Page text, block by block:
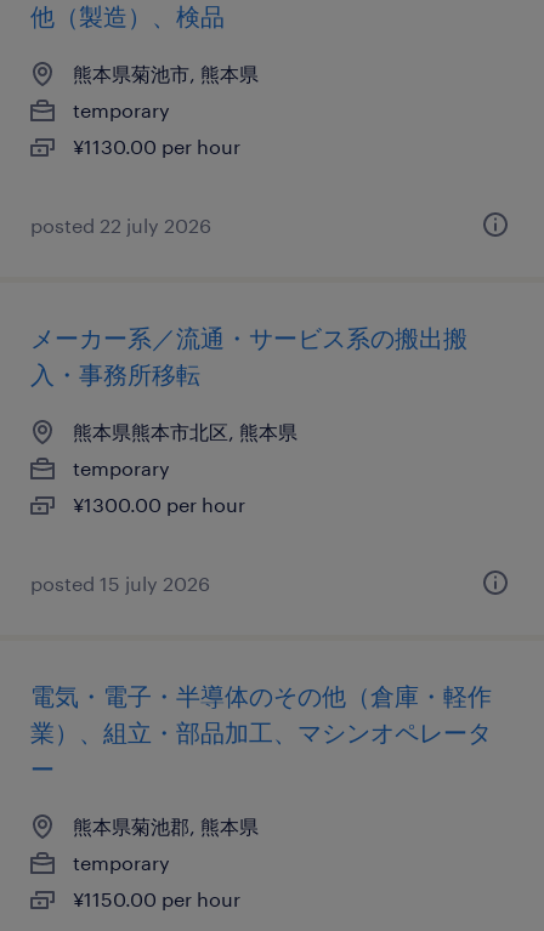
他（製造）、検品
熊本県菊池市, 熊本県
temporary
¥1130.00 per hour
posted 22 july 2026
メーカー系／流通・サービス系の搬出搬
入・事務所移転
熊本県熊本市北区, 熊本県
temporary
¥1300.00 per hour
posted 15 july 2026
電気・電子・半導体のその他（倉庫・軽作
業）、組立・部品加工、マシンオペレータ
ー
熊本県菊池郡, 熊本県
temporary
¥1150.00 per hour